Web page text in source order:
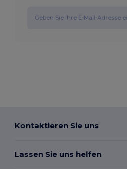
Kontaktieren Sie uns
Lassen Sie uns helfen